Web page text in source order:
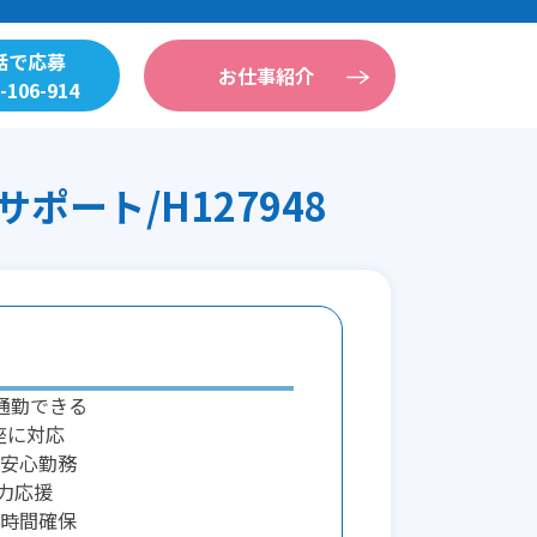
で応募
106-914
お仕事紹介
ポート/H127948
勤できる
対応
心勤務
応援
間確保